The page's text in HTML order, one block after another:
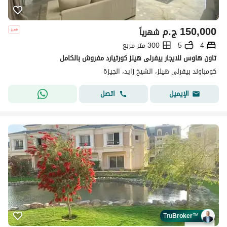
ج.م150,000 شهرياً
4
5
300 متر مربع
تاون هاوس للايجار بيفرلى هيلز كورتيارد مفروش بالكامل
كومباوند بيفرلى هيلز، الشيخ زايد، الجيزة
الإيميل
اتصل
TruBroker™